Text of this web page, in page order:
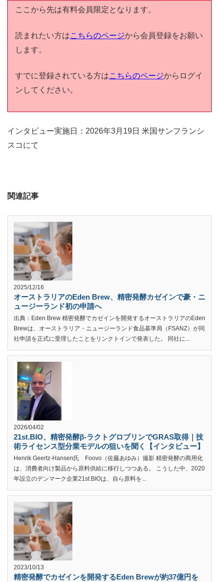
ここから先は有料会員限定となります。
読まれたい方はこちらのページから会員登録をお願い
します。
すでに登録されている方はこちらのページからログイ
ンしてください。
インタビュー実施日：2026年3月19日 米国サンフランシ
スコにて
関連記事
2025/12/16
オーストラリアのEden Brew、精密発酵カゼインで豪・ニ
ュージーランド初の申請へ
出典：Eden Brew 精密発酵でカゼインを開発するオーストラリアのEden
Brewは、オーストラリア・ニュージーランド食品基準局（FSANZ）が同
社申請を正式に受理したことをリンクトインで発表した。 同社に...
2026/04/02
21st.BIO、精密発酵β-ラクトグロブリンでGRAS取得｜技
術ライセンス型分業モデルの狙いを聞く【インタビュー】
Henrik Geertz-Hansen氏 Foovo（佐藤あゆみ）撮影 精密発酵の商用化
は、消費者向け製品から原料供給に移行しつつある。 こうした中、2020
年設立のデンマーク企業21st.BIOは、自ら原料を...
2023/10/13
精密発酵でカゼインを開発するEden Brewが約37億円を